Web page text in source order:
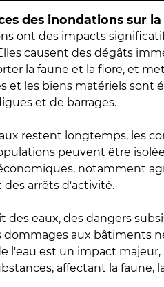
des inondations sur
ont des impacts
causent des dégâts
la faune et la flore, et
et les biens matériels sont
et de barrages.
restent longtemps, les
peuvent être
notamment
des arrêts d'activité.
des eaux, des dangers
dommages aux bâtiments
l'eau est un impact
affectant la faune,